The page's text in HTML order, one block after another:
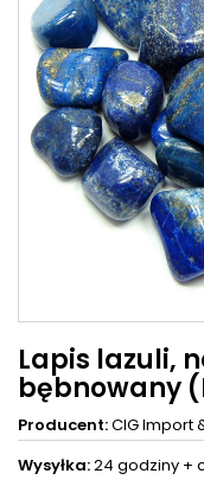
Lapis lazuli,
bębnowany
Producent:CIG Import
Wysyłka:24 godziny +